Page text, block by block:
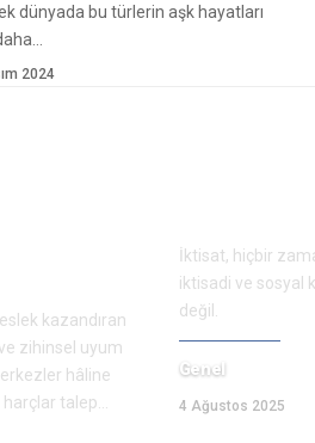
dünyada bu türlerin aşk hayatları
2024
kazandıran
zihinsel uyum
hâline
harçlar talep
İktisat, hiçbir
iktisadi ve sosyal
değil.
Genel
4 Ağustos 2025